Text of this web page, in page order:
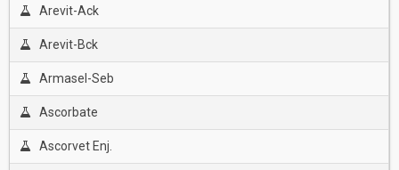
Arevit-Ack
Arevit-Bck
Armasel-Seb
Ascorbate
Ascorvet Enj.